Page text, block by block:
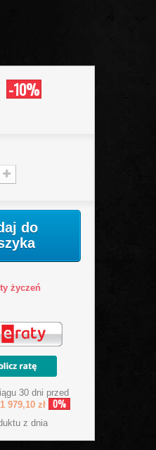
-10%
do
życzeń
30 dni przed
1 979,10 zł 0%
z dnia